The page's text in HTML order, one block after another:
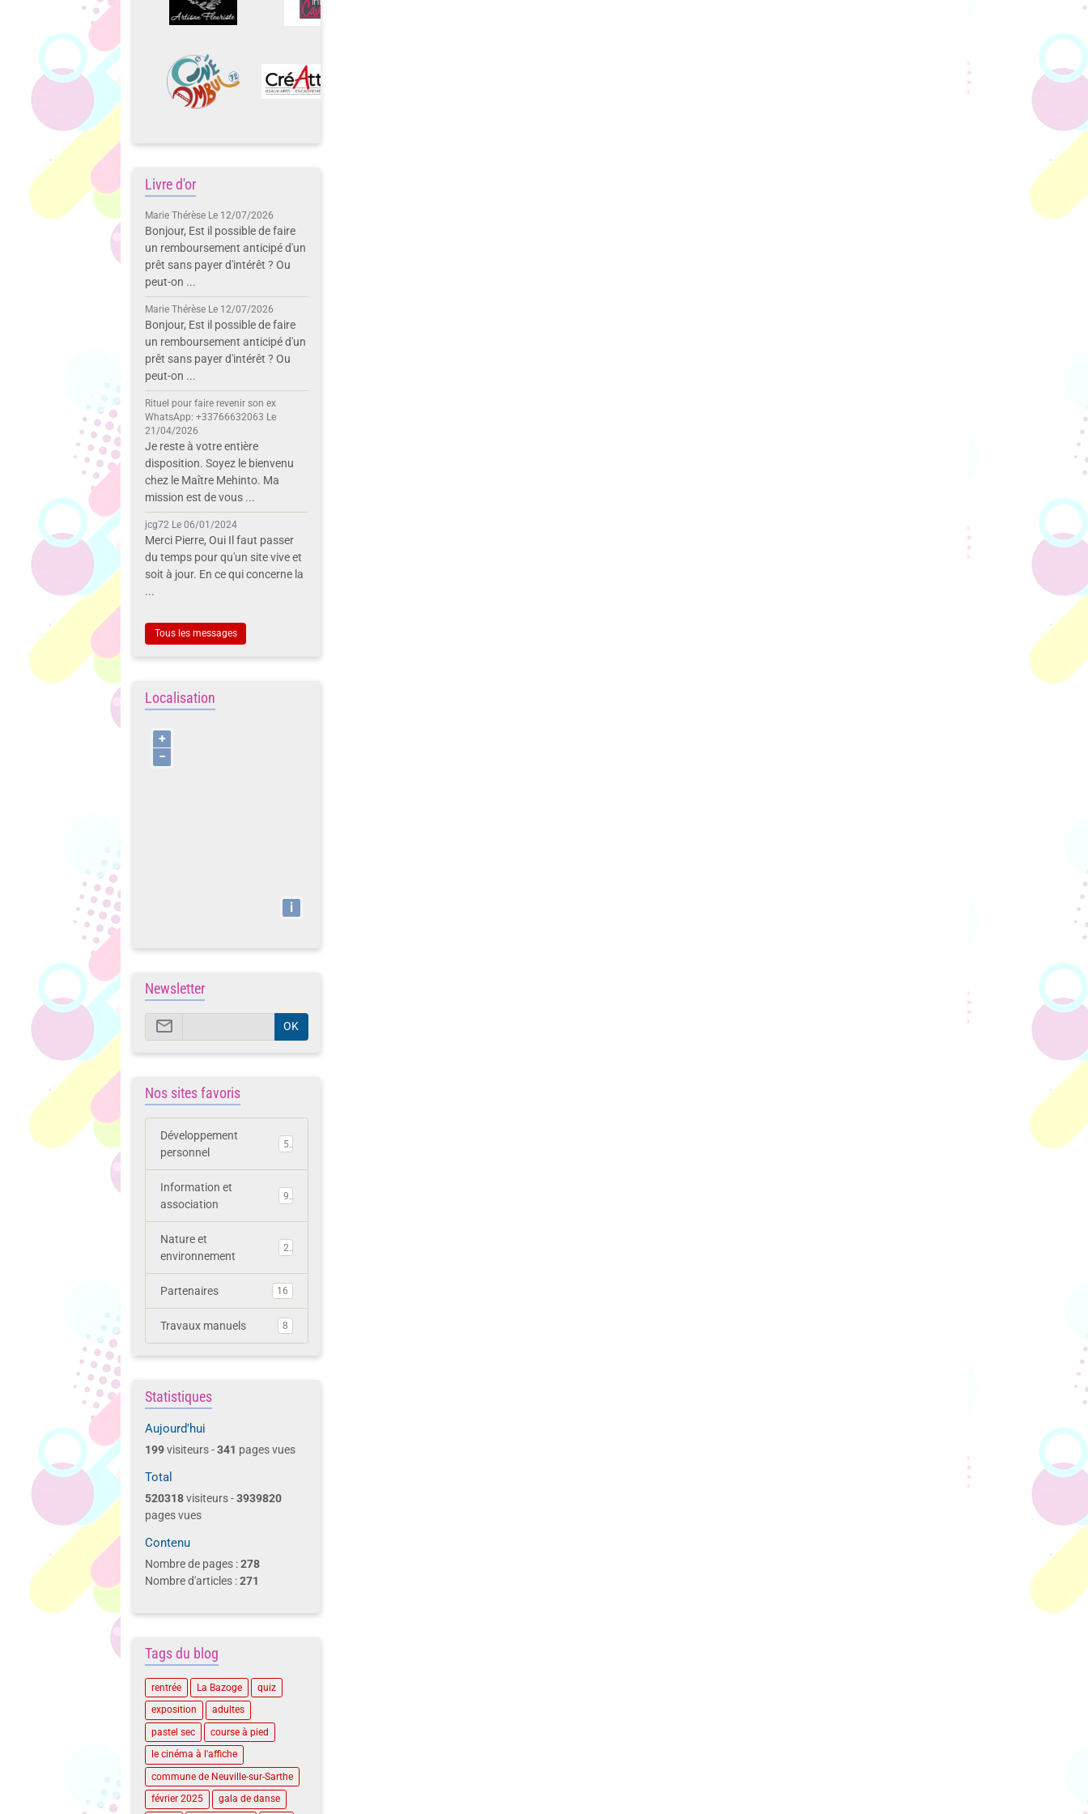
Livre d'or
Marie Thérèse Le 12/07/2026
Bonjour, Est il possible de faire
un remboursement anticipé d'un
prêt sans payer d'intérêt ? Ou
peut-on ...
Marie Thérèse Le 12/07/2026
Bonjour, Est il possible de faire
un remboursement anticipé d'un
prêt sans payer d'intérêt ? Ou
peut-on ...
Rituel pour faire revenir son ex
WhatsApp: +33766632063 Le
21/04/2026
Je reste à votre entière
disposition. Soyez le bienvenu
chez le Maître Mehinto. Ma
mission est de vous ...
jcg72 Le 06/01/2024
Merci Pierre, Oui Il faut passer
du temps pour qu'un site vive et
soit à jour. En ce qui concerne la
...
Tous les messages
Localisation
+
−
i
Newsletter
OK
Nos sites favoris
Développement
personnel
5
Information et
association
9
Nature et
environnement
2
Partenaires 16
Travaux manuels 8
Statistiques
Aujourd'hui
199visiteurs -341 pages vues
Total
520318visiteurs -3939820
pages vues
Contenu
Nombre de pages :278
Nombre d'articles :271
Tags du blog
rentrée La Bazoge
quiz
exposition
adultes
pastel sec
course à pied
le cinéma à l'affiche
commune de Neuville-sur-Sarthe
février 2025
gala de danse